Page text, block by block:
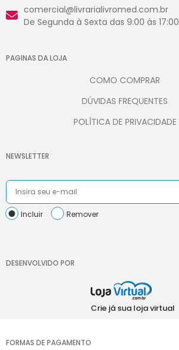
comercial@livrarialivromed.com.br
De Segunda à Sexta das 9:00 às 17:00
PAGINAS DA LOJA
COMO COMPRAR
DÚVIDAS FREQUENTES
POLÍTICA DE PRIVACIDADE
NEWSLETTER
Incluir Remover
DESENVOLVIDO POR
Crie já sua loja virtual
FORMAS DE PAGAMENTO